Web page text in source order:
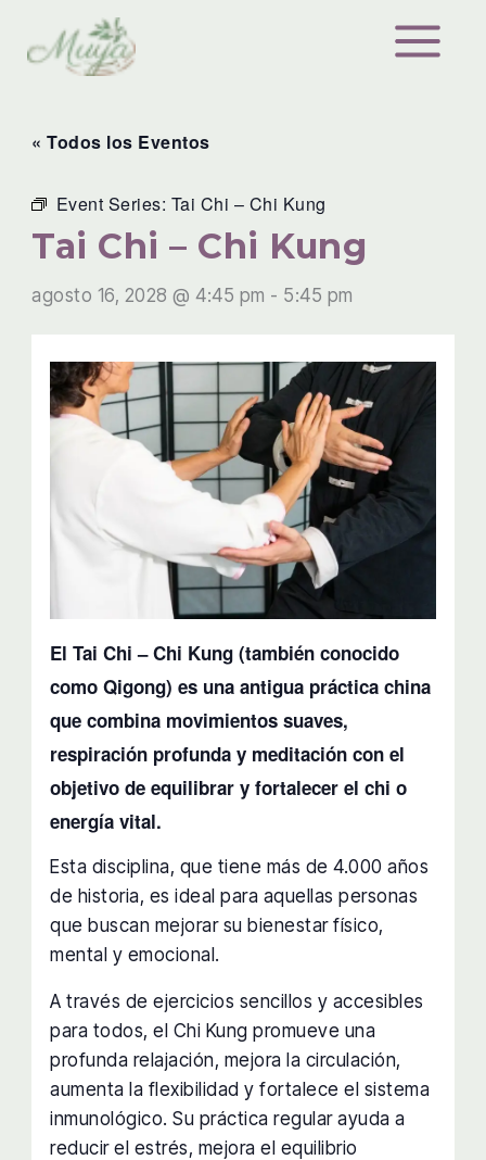
contenido
« Todos los Eventos
Event Series: Tai Chi – Chi Kung
Tai Chi – Chi Kung
agosto 16, 2028 @ 4:45 pm - 5:45 pm
El Tai Chi – Chi Kung (también conocido
como Qigong) es una antigua práctica china
que combina movimientos suaves,
respiración profunda y meditación con el
objetivo de equilibrar y fortalecer el chi o
energía vital.
Esta disciplina, que tiene más de 4.000 años
de historia, es ideal para aquellas personas
que buscan mejorar su bienestar físico,
mental y emocional.
A través de ejercicios sencillos y accesibles
para todos, el Chi Kung promueve una
profunda relajación, mejora la circulación,
aumenta la flexibilidad y fortalece el sistema
inmunológico. Su práctica regular ayuda a
reducir el estrés, mejora el equilibrio